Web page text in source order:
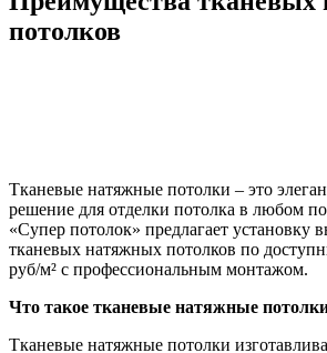
потолков
Тканевые натяжные потолки – это
решение для отделки потолка в любом
«Супер потолок» предлагает установку
тканевых натяжных потолков по
руб/м² с профессиональным монтажом.
Что такое тканевые натяжные
Тканевые натяжные потолки